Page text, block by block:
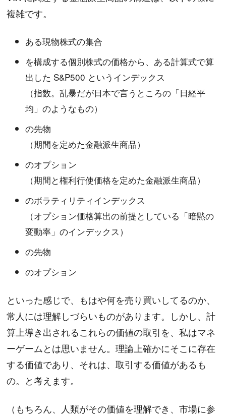
複雑です。
ある現物株式の集合
を構成する個別株式の価格から、ある計算式で算
出した S&P500 というインデックス
（指数。乱暴だが日本で言うところの「日経平
均」のようなもの）
の先物
（期間を定めた金融派生商品）
のオプション
（期間と権利行使価格を定めた金融派生商品）
のボラティリティインデックス
（オプション価格算出の前提としている「暗黙の
変動率」のインデックス）
の先物
のオプション
といった感じで、もはや何を売り買いしてるのか、
常人には理解しづらいものがあります。しかし、計
算上導き出されるこれらの価値の取引を、私はマネ
ーゲームとは思いません。理論上確かにそこに存在
する価値であり、それは、取引する価値があるも
の。と考えます。
（もちろん、人類がその価値を理解でき、市場に参